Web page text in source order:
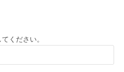
ください。